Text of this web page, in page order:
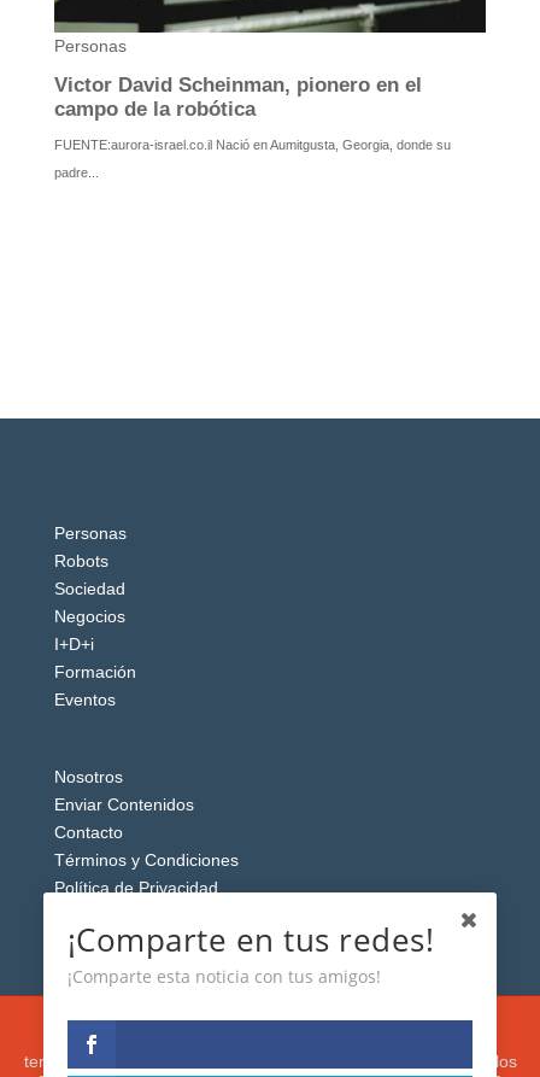
Personas
Robots
Sociedad
Negocios
I+D+i
Formación
Eventos
Nosotros
Enviar Contenidos
Contacto
Términos y Condiciones
Política de Privacidad
Esta web usa cookies analíticas y publicitarias (propias y de
terceros) para analizar el tráfico y personalizar el contenido y los
¡Comparte en tus redes!
¡Comparte esta noticia con tus amigos!